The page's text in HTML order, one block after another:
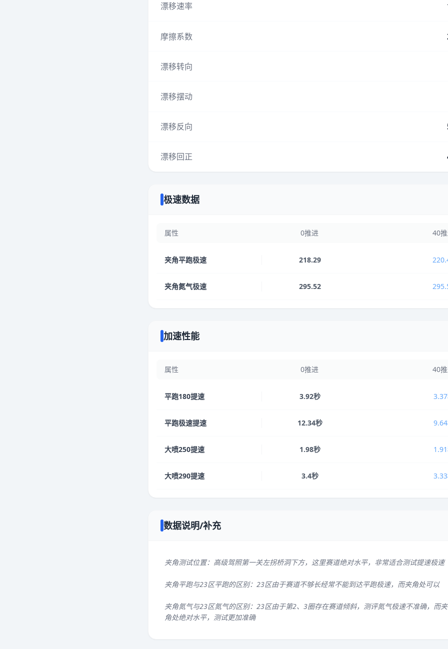
漂移速率
摩擦系数
漂移转向
漂移摆动
漂移反向
漂移回正
极速数据
属性 0推进 40
夹角平跑极速 218.29
夹角氮气极速 295.52
加速性能
属性 0推进 40
平跑180提速 3.92秒
平跑极速提速 12.34秒
大喷250提速 1.98秒
大喷290提速 3.4秒
数据说明/补充
夹角测试位置：高级驾照第一关左拐桥洞下方，这里赛道绝对水平，非常适合测试提速极速
夹角平跑与23区平跑的区别：23区由于赛道不够长经常不能到达平跑极速，而夹角处可以
夹角氮气与23区氮气的区别：23区由于第2、3圈存在赛道倾斜，测评氮气极速不准确，而夹
角处绝对水平，测试更加准确